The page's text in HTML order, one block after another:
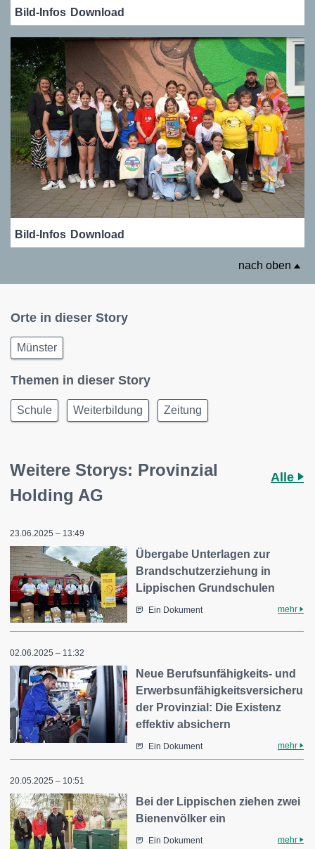
Bild-Infos Download
Bild-Infos Download
nach oben
Orte in dieser Story
Münster
Themen in dieser Story
Schule Weiterbildung Zeitung
Weitere Storys: Provinzial
Holding AG
Alle
23.06.2025 – 13:49
Übergabe Unterlagen zur
Brandschutzerziehung in
Lippischen Grundschulen
Ein Dokument mehr
02.06.2025 – 11:32
Neue Berufsunfähigkeits- und
der Provinzial: Die Existenz
effektiv absichern
Ein Dokument mehr
20.05.2025 – 10:51
Bei der Lippischen ziehen zwei
Bienenvölker ein
Ein Dokument mehr